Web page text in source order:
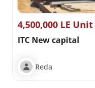
4,500,000 LE
ITC New capital
Reda